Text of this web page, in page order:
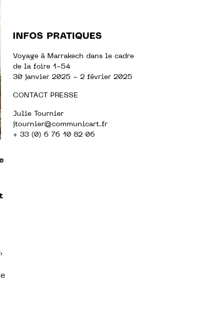
INFOS PRATIQUES
Voyage à Marrakech dans le cadre
de la foire 1-54
30 janvier 2025 - 2 février 2025
CONTACT PRESSE
Julie Tournier
jtournier@communicart.fr
+ 33 (0) 6 76 10 82 06